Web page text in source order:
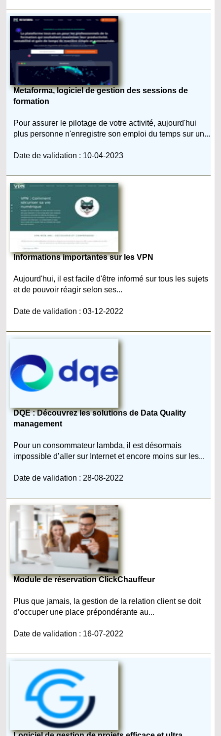
Metaforma, logiciel de gestion des sessions de
formation
Pour assurer le pilotage de votre activité, aujourd'hui
plus personne n'enregistre son emploi du temps sur un...
Date de validation : 10-04-2023
Informations importantes sur les VPN
Aujourd'hui, il est facile d'être informé sur tous les sujets
et de pouvoir réagir selon ses...
Date de validation : 03-12-2022
DQE : Découvrez les solutions de Data Quality
management
Pour un consommateur lambda, il est désormais
impossible d’aller sur Internet et encore moins sur les...
Date de validation : 28-08-2022
Module de réservation ClickChauffeur
Plus que jamais, la gestion de la relation client se doit
d’occuper une place prépondérante au...
Date de validation : 16-07-2022